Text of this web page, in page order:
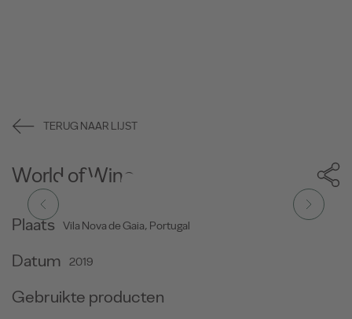
TERUG NAAR LIJST
World of Wine
Plaats Vila Nova de Gaia, Portugal
Datum 2019
Gebruikte producten